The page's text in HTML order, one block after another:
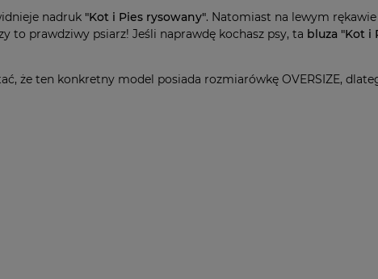
nadruk "Kot i Pies rysowany". Natomiast na lewym
to prawdziwy psiarz! Jeśli naprawdę kochasz psy, ta bluza "Kot i
że ten konkretny model posiada rozmiarówkę OVERSIZE,